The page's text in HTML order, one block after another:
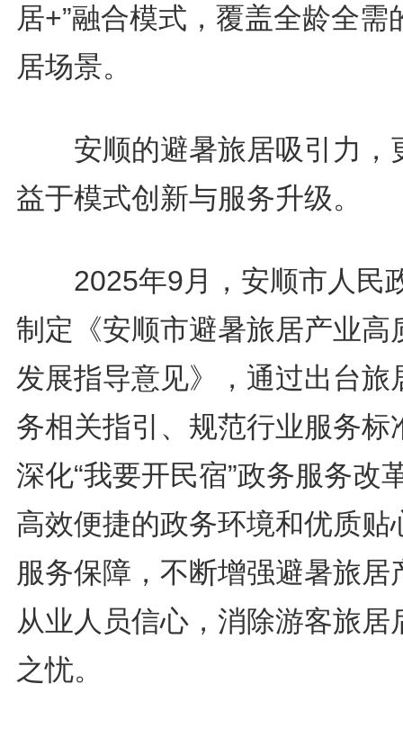
居+”融合模式，覆盖全龄全需
居场景。
安顺的避暑旅居吸引力，
益于模式创新与服务升级。
2025年9月，安顺市人民
制定《安顺市避暑旅居产业高
发展指导意见》，通过出台旅
务相关指引、规范行业服务标
深化“我要开民宿”政务服务改
高效便捷的政务环境和优质贴
服务保障，不断增强避暑旅居
从业人员信心，消除游客旅居
之忧。